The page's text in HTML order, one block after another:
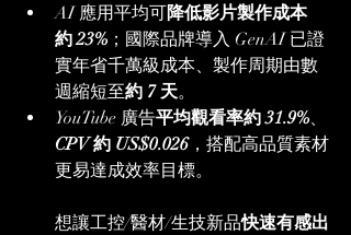
AI 應用平均可降低影片製作成本
約 23%；國際品牌導入 GenAI 已證
實年省千萬級成本、製作周期由數
週縮短至約 7 天。
YouTube 廣告平均觀看率約 31.9%、
CPV 約 US$0.026，搭配高品質素材
更易達成效率目標。
想讓工控/醫材/生技新品快速有感出